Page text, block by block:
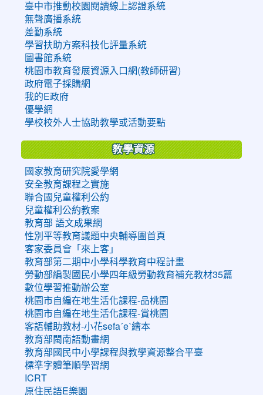
臺中市推動校園閱讀線上認證系統
無聲廣播系統
差勤系統
學習扶助方案科技化評量系統
圖書館系統
桃園市教育發展資源入口網(教師研習)
政府電子採購網
我的E政府
優學網
學校校外人士協助教學或活動要點
教學資源
國家教育研究院愛學網
安全教育課程之實施
聯合國兒童權利公約
兒童權利公約教案
教育部 語文成果網
性別平等教育議題中央輔導團首頁
客家委員會「來上客」
教育部第二期中小學科學教育中程計畫
勞動部編製國民小學四年級勞動教育補充教材35篇
數位學習推動辦公室
桃園市自編在地生活化課程-品桃園
桃園市自編在地生活化課程-賞桃園
客語輔助教材-小花sefaˊeˋ繪本
教育部閩南語動畫網
教育部國民中小學課程與教學資源整合平臺
標準字體筆順學習網
ICRT
原住民語E樂園